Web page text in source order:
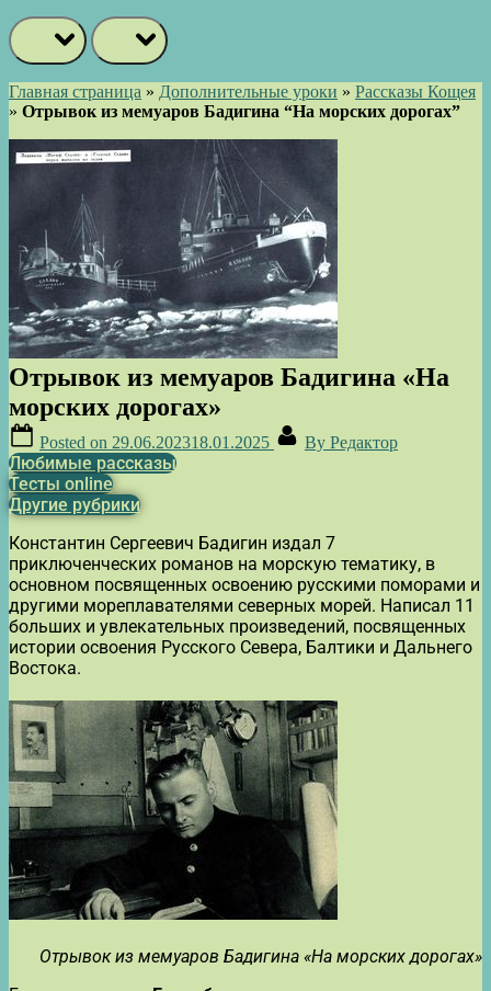
Главная страница » Дополнительные уроки » Рассказы Кощея
» Отрывок из мемуаров Бадигина “На морских дорогах”
Отрывок из мемуаров Бадигина «На
морских дорогах»
Posted on 29.06.202318.01.2025 By Редактор
Любимые рассказы
Тесты online
Другие рубрики
Константин Сергеевич Бадигин издал 7
приключенческих романов на морскую тематику, в
основном посвященных освоению русскими поморами и
другими мореплавателями северных морей. Написал 11
больших и увлекательных произведений, посвященных
истории освоения Русского Севера, Балтики и Дальнего
Востока.
Отрывок из мемуаров Бадигина «На морских дорогах»